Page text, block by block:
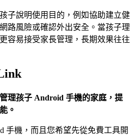
子說明使用目的，例如協助建立健
路風險或確認外出安全。當孩子理
容易接受家長管理，長期效果往往
理孩子 Android 手機的家庭，提
。
手機，而且您希望先從免費工具開